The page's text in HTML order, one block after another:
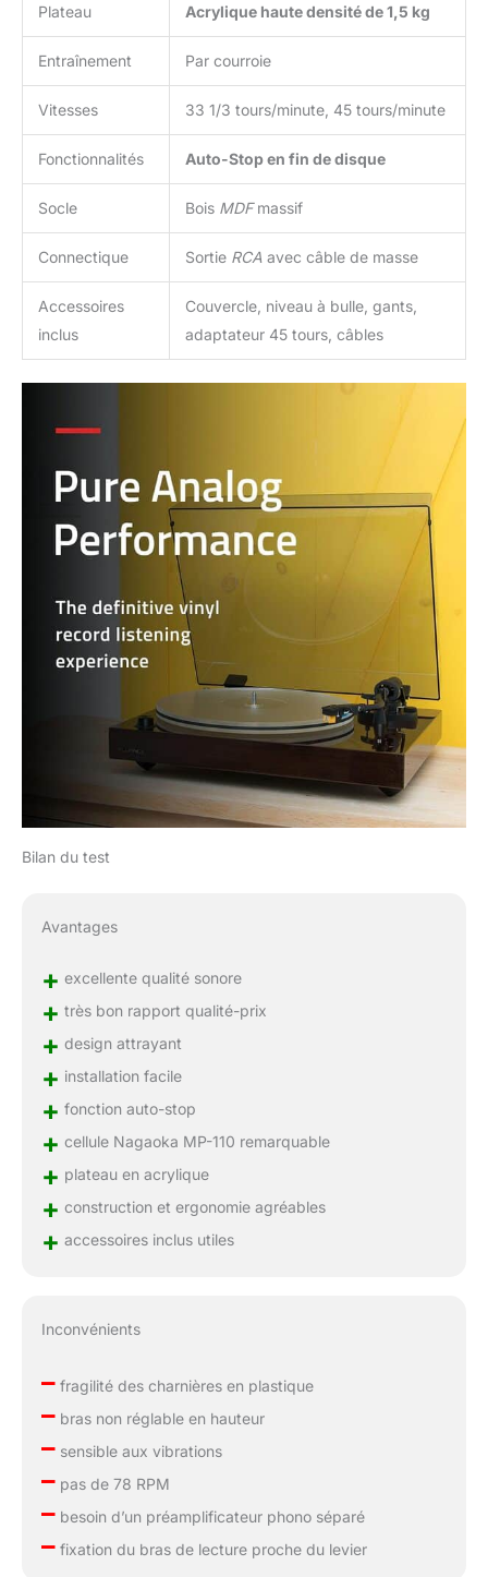
Plateau Acrylique haute densité de 1,5 kg
Entraînement Par courroie
Vitesses 33 1/3 tours/minute, 45 tours/minute
Fonctionnalités Auto-Stop en fin de disque
Socle Bois MDFmassif
Connectique Sortie RCA avec câble de masse
Accessoires
inclus
Couvercle, niveau à bulle, gants,
adaptateur 45 tours, câbles
Bilan du test
Avantages
+ excellente qualité sonore
+ très bon rapport qualité-prix
+ design attrayant
+ installation facile
+ fonction auto-stop
+ cellule Nagaoka MP-110 remarquable
+ plateau en acrylique
+ construction et ergonomie agréables
+ accessoires inclus utiles
Inconvénients
–fragilité des charnières en plastique
–bras non réglable en hauteur
–sensible aux vibrations
–pas de 78 RPM
–besoin d’un préamplificateur phono séparé
–fixation du bras de lecture proche du levier